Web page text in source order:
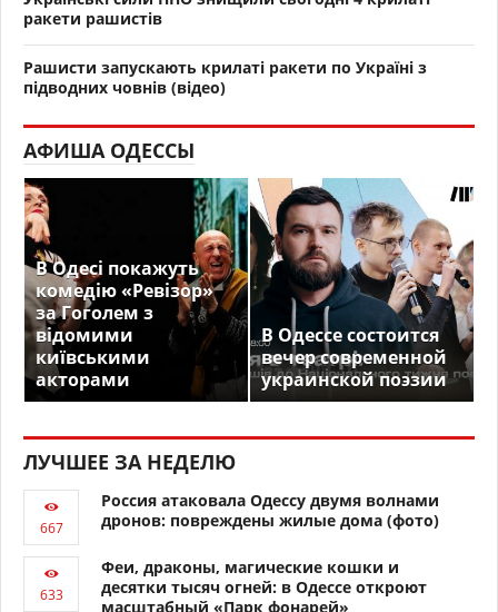
ракети рашистів
Рашисти запускають крилаті ракети по Україні з
підводних човнів (відео)
АФИША ОДЕССЫ
В Одесі покажуть
комедію «Ревізор»
за Гоголем з
відомими
київськими
акторами
В Одессе состоится
вечер современной
украинской поэзии
ЛУЧШЕЕ ЗА НЕДЕЛЮ
Россия атаковала Одессу двумя волнами
дронов: повреждены жилые дома (фото)
Феи, драконы, магические кошки и
десятки тысяч огней: в Одессе откроют
масштабный «Парк фонарей»